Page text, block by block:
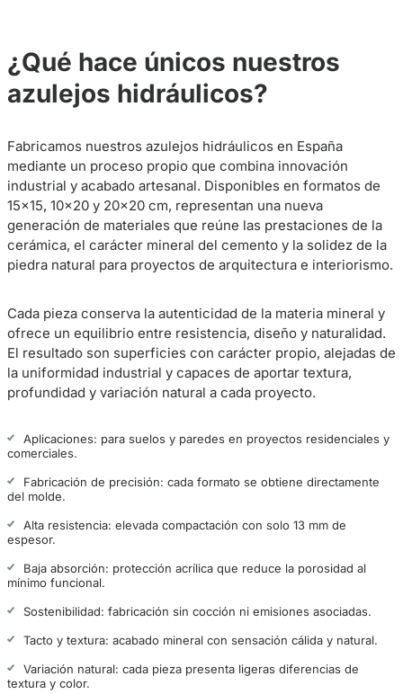
¿Qué hace únicos nuestros
azulejos hidráulicos?
Fabricamos nuestros azulejos hidráulicos en España
mediante un proceso propio que combina innovación
industrial y acabado artesanal. Disponibles en formatos de
15×15, 10×20 y 20×20 cm, representan una nueva
generación de materiales que reúne las prestaciones de la
cerámica, el carácter mineral del cemento y la solidez de la
piedra natural para proyectos de arquitectura e interiorismo.
Cada pieza conserva la autenticidad de la materia mineral y
ofrece un equilibrio entre resistencia, diseño y naturalidad.
El resultado son superficies con carácter propio, alejadas de
la uniformidad industrial y capaces de aportar textura,
profundidad y variación natural a cada proyecto.
Aplicaciones: para suelos y paredes en proyectos residenciales y
comerciales.
Fabricación de precisión: cada formato se obtiene directamente
del molde.
Alta resistencia: elevada compactación con solo 13 mm de
espesor.
Baja absorción: protección acrílica que reduce la porosidad al
mínimo funcional.
Sostenibilidad: fabricación sin cocción ni emisiones asociadas.
Tacto y textura: acabado mineral con sensación cálida y natural.
Variación natural: cada pieza presenta ligeras diferencias de
textura y color.